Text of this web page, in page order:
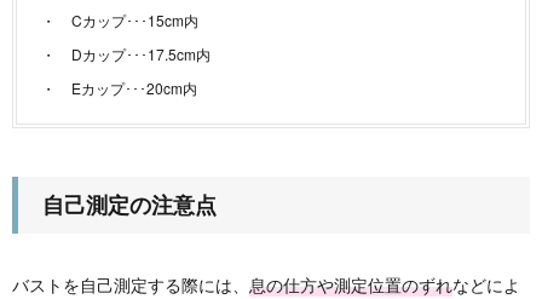
Cカップ･･･15cm内
Dカップ･･･17.5cm内
Eカップ･･･20cm内
自己測定の注意点
バストを自己測定する際には、 息の仕方や測定位置のずれなどによ